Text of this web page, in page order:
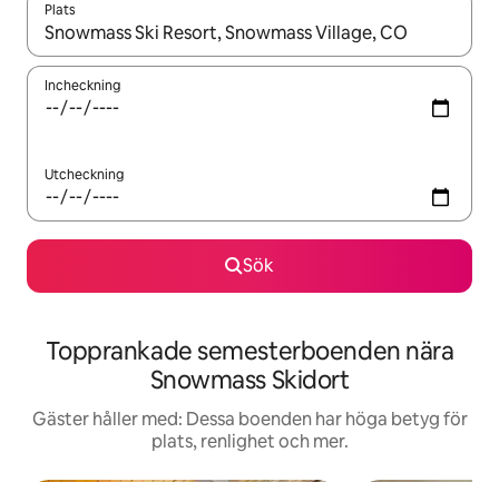
Plats
När resultaten är tillgängliga kan du navigera med upp- och
Incheckning
Utcheckning
Sök
Topprankade semesterboenden nära
Snowmass Skidort
Gäster håller med: Dessa boenden har höga betyg för
plats, renlighet och mer.